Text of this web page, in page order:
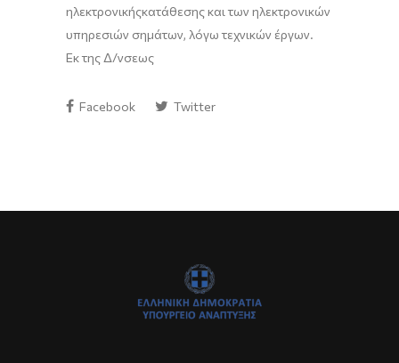
ηλεκτρονικήςκατάθεσης και των ηλεκτρονικών
υπηρεσιών σημάτων, λόγω τεχνικών έργων.
Εκ της Δ/νσεως
Facebook Twitter